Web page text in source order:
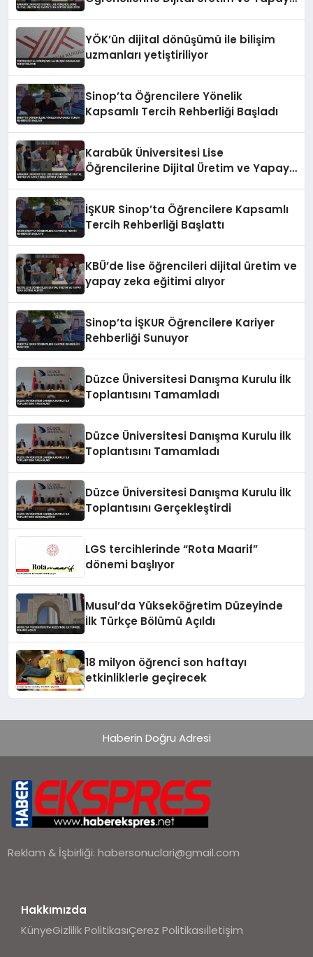
YÖK’ün dijital dönüşümü ile bilişim
uzmanları yetiştiriliyor
Sinop’ta Öğrencilere Yönelik
Kapsamlı Tercih Rehberliği Başladı
Karabük Üniversitesi Lise
Öğrencilerine Dijital Üretim ve Yapay
İŞKUR Sinop’ta Öğrencilere Kapsamlı
Tercih Rehberliği Başlattı
KBÜ’de lise öğrencileri dijital üretim ve
yapay zeka eğitimi alıyor
Sinop’ta İŞKUR Öğrencilere Kariyer
Rehberliği Sunuyor
Düzce Üniversitesi Danışma Kurulu İlk
Toplantısını Tamamladı
Düzce Üniversitesi Danışma Kurulu İlk
Toplantısını Tamamladı
Düzce Üniversitesi Danışma Kurulu İlk
Toplantısını Gerçekleştirdi
LGS tercihlerinde “Rota Maarif”
dönemi başlıyor
Musul’da Yükseköğretim Düzeyinde
İlk Türkçe Bölümü Açıldı
18 milyon öğrenci son haftayı
etkinliklerle geçirecek
Haberin Doğru Adresi
Reklam & İşbirliği:habersonuclari@gmail.com
Hakkımızda
KünyeGizlilik PolitikasıÇerez Politikasıİletişim